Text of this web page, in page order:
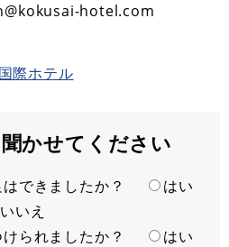
hotel.com
際ホテル
かせてください
はできましたか？
はい
いいえ
けられましたか？
はい